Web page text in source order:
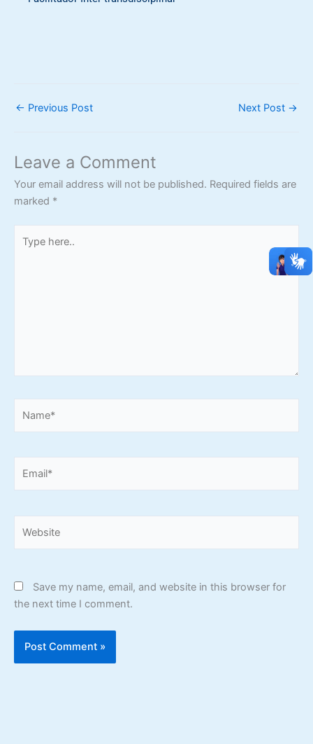
← Previous Post Next Post →
Leave a Comment
Your email address will not be published. Required fields are
marked *
here..
Save my name, email, and website in this browser for
the next time I comment.